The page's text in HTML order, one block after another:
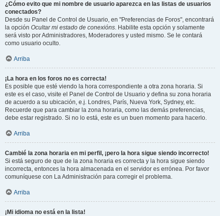
¿Cómo evito que mi nombre de usuario aparezca en las listas de usuarios
conectados?
Desde su Panel de Control de Usuario, en "Preferencias de Foros", encontrará
la opción Ocultar mi estado de conexións. Habilite esta opción y solamente
será visto por Administradores, Moderadores y usted mismo. Se le contará
como usuario oculto.
Arriba
¡La hora en los foros no es correcta!
Es posible que esté viendo la hora correspondiente a otra zona horaria. Si
este es el caso, visite el Panel de Control de Usuario y defina su zona horaria
de acuerdo a su ubicación, e.j. Londres, París, Nueva York, Sydney, etc.
Recuerde que para cambiar la zona horaria, como las demás preferencias,
debe estar registrado. Si no lo está, este es un buen momento para hacerlo.
Arriba
Cambié la zona horaria en mi perfil, ¡pero la hora sigue siendo incorrecto!
Si está seguro de que de la zona horaria es correcta y la hora sigue siendo
incorrecta, entonces la hora almacenada en el servidor es errónea. Por favor
comuníquese con La Administración para corregir el problema.
Arriba
¡Mi idioma no está en la lista!